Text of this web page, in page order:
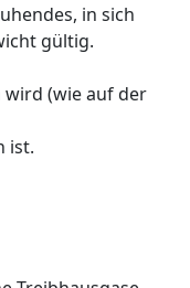
in sich
gültig.
(wie auf der
ist.